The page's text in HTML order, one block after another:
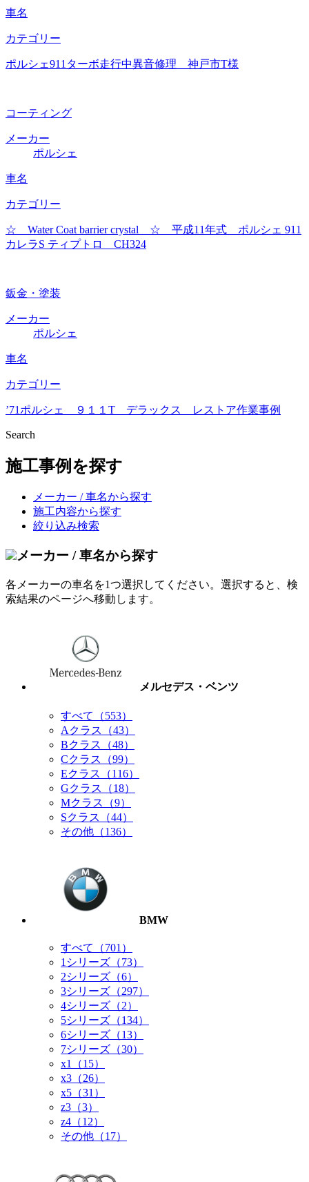
車名
カテゴリー
ポルシェ911ターボ走行中異音修理 神戸市T様
コーティング
メーカー
ポルシェ
車名
カテゴリー
☆ Water Coat barrier crystal ☆ 平成11年式 ポルシェ 911
カレラS ティプトロ CH324
鈑金・塗装
メーカー
ポルシェ
車名
カテゴリー
’71ポルシェ ９１１T デラックス レストア作業事例
Search
施工事例を探す
メーカー / 車名から探す
施工内容から探す
絞り込み検索
メーカー / 車名から探す
各メーカーの車名を1つ選択してください。選択すると、検
索結果のページへ移動します。
メルセデス・ベンツ
すべて（553）
Aクラス（43）
Bクラス（48）
Cクラス（99）
Eクラス（116）
Gクラス（18）
Mクラス（9）
Sクラス（44）
その他（136）
BMW
すべて（701）
1シリーズ（73）
2シリーズ（6）
3シリーズ（297）
4シリーズ（2）
5シリーズ（134）
6シリーズ（13）
7シリーズ（30）
x1（15）
x3（26）
x5（31）
z3（3）
z4（12）
その他（17）